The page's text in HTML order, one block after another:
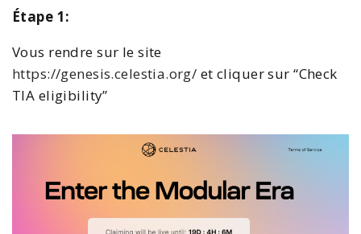
Étape 1:
Vous rendre sur le site
https://genesis.celestia.org/ et cliquer sur “Check
TIA eligibility”